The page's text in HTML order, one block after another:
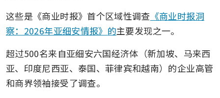
这些是《商业时报》首个区域性调查 《商业时报洞
察：2026年亚细安情报》 的主要发现之一。
超过500名来自亚细安六国经济体（新加坡、马来西
亚、印度尼西亚、泰国、菲律宾和越南）的企业高管
和商界领袖接受了调查。